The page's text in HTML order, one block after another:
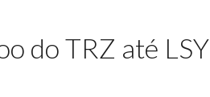
do TRZ até LSY